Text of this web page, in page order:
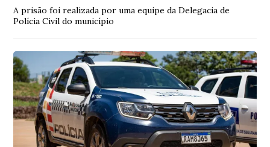
A prisão foi realizada por uma equipe da Delegacia de
Polícia Civil do município